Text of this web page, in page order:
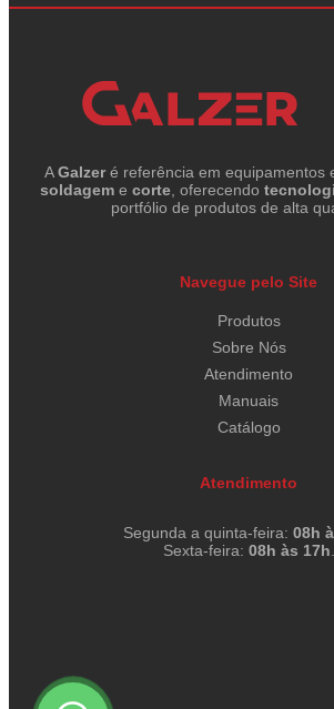
AGalzeré referência em equipamentos
soldagem e corte , oferecendo
portfólio de produtos de alta
Navegue pelo Site
Produtos
Sobre Nós
Atendimento
Manuais
Catálogo
Atendimento
Segunda a quinta-feira: 08h
Sexta-feira: 08h às 17h